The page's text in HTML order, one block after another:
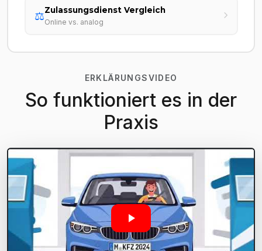
⚖️Zulassungsdienst Vergleich
Online vs. analog
ERKLÄRUNGSVIDEO
So funktioniert es in der
Praxis